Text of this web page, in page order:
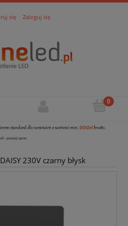
się Zaloguj się
230V czarny błysk